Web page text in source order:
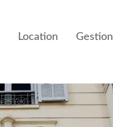
Location Gestion